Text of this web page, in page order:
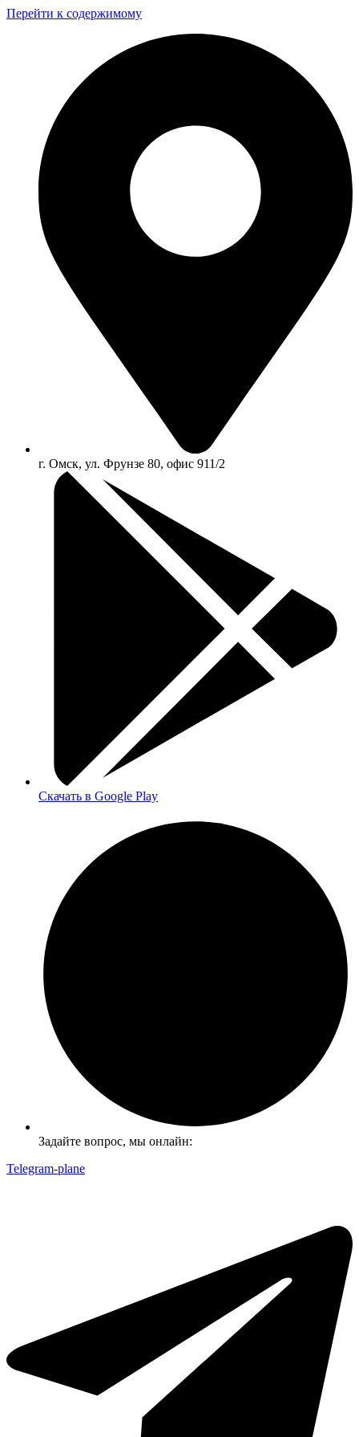
Перейти к содержимому
г. Омск, ул. Фрунзе 80, офис 911/2
Скачать в Google Play
Задайте вопрос, мы онлайн:
Telegram-plane